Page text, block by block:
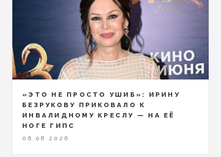
«ЭТО НЕ ПРОСТО УШИБ»: ИРИНУ
БЕЗРУКОВУ ПРИКОВАЛО К
ИНВАЛИДНОМУ КРЕСЛУ — НА ЕЁ
НОГЕ ГИПС
06.08.2026